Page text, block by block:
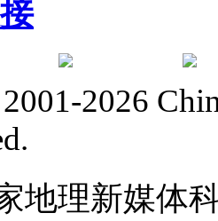
2026
地理新媒体